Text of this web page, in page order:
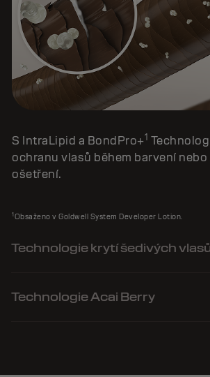
S IntraLipid a BondPro+1
ochranu vlasů během barvení
ošetření.
1Obsaženo v Goldwell System Developer Lotion.
Technologie krytí šedivých
Technologie Acai Berry